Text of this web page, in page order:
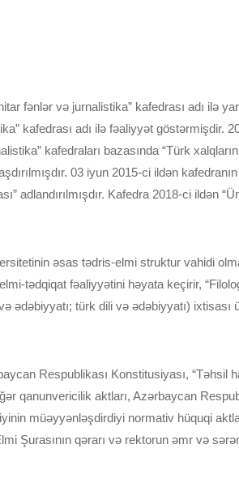
fənlər və jurnalistika” kafedrası adı ilə
kafedrası adı ilə fəaliyyət göstərmişdir.
kafedraları bazasında “Türk
03 iyun 2015-ci ildən
adlandırılmışdır. Kafedra 2018-ci ildən
əsas tədris-elmi struktur vahidi
tədqiqat fəaliyyətini həyata keçirir,
ədəbiyyatı; türk dili və ədəbiyyatı) ixtisası
Respublikası Konstitusiyası, “Təhsil
qanunvericilik aktları, Azərbaycan
müəyyənləşdirdiyi normativ hüquqi
Şurasının qərarı və rektorun əmr və